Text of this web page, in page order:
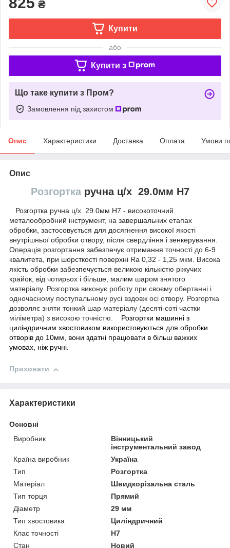
₴
Купити
або
Купити з
Що таке купити з Пром?
Замовлення під захистом
Опис Характеристики Доставка Оплата Умови
Опис
Розгорткаручна ц/х 29.0мм H7
Розгортка ручна ц/х 29.0мм H7 - високоточний
металообробний інструмент, на завершальних етапах
обробки, застосовується для досягнення високої якості
внутрішньої обробки отвору, після свердління і зенкерування.
Операція розгортання забезпечує отримання точності до 6-9
квалитета, при шорсткості поверхні Ra 0,32 - 1,25 мкм. Висока
якість обробки забезпечується великою кількістю ріжучих
крайок, від чотирьох і більше, малим шаром знятого
матеріалу. Розгортка виконує роботу при своєму обертанні і
одночасному поступальному русі вздовж осі отвору. Розгортка
дозволяє зняти тонкий шар матеріалу (десяті-соті частки
міліметра) з високою точністю.
Розгортки машинні з
циліндричним хвостовиком використовуються для обробки
отворів до 10мм, вони здатні працювати в більш важких
умовах, ніж ручні.
Приховати
Характеристики
Основні
Виробник
Вінницький
інструментальний завод
Країна виробник
Україна
Тип
Розгортка
Матеріал
Швидкорізальна сталь
Тип торця
Прямий
Діаметр
29 мм
Тип хвостовика
Циліндричний
Клас точності
Н7
Стан
Новий